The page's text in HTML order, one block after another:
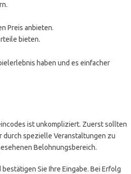
Preis anbieten.
bieten.
haben und es einfacher
ist unkompliziert. Zuerst sollten
durch spezielle Veranstaltungen zu
Belohnungsbereich.
Sie Ihre Eingabe. Bei Erfolg